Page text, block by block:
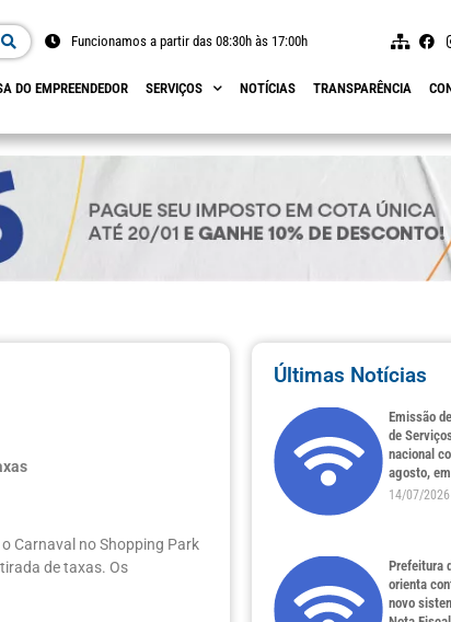
Funcionamos a partir das 08:30h às 17:00h
DO EMPREENDEDOR SERVIÇOS NOTÍCIAS TRANSPARÊNCIA
Carnaval no Shopping Park
de taxas. Os
Últimas Notícias
Emissão
de
nacional
agosto,
14/07/2026
Prefeitura
orienta
novo